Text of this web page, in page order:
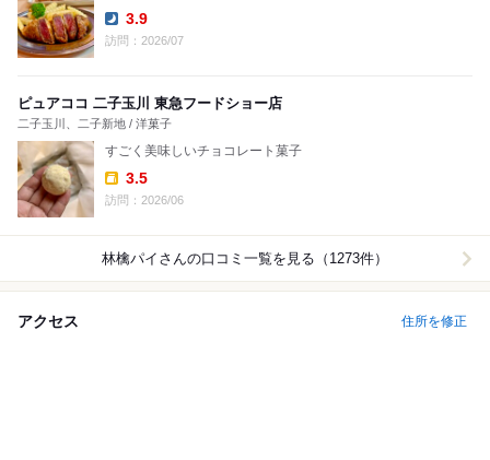
Dinner:
3.9
訪問：2026/07
ピュアココ 二子玉川 東急フードショー店
二子玉川、二子新地 / 洋菓子
すごく美味しいチョコレート菓子
Takeout:
3.5
訪問：2026/06
林檎パイ さんの口コミ一覧を見る（1273件）
アクセス 住所を修正